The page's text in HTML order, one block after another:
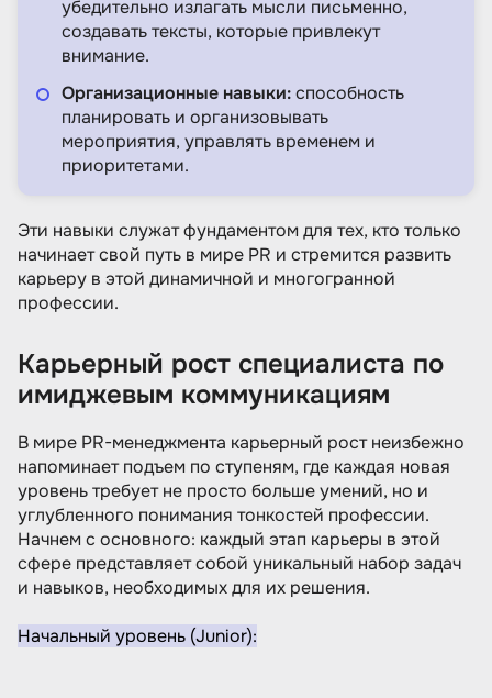
убедительно излагать мысли письменно,
создавать тексты, которые привлекут
внимание.
Организационные навыки:способность
планировать и организовывать
мероприятия, управлять временем и
приоритетами.
Эти навыки служат фундаментом для тех, кто только
начинает свой путь в мире PR и стремится развить
карьеру в этой динамичной и многогранной
профессии.
Карьерный рост специалиста по
имиджевым коммуникациям
В мире PR-менеджмента карьерный рост неизбежно
напоминает подъем по ступеням, где каждая новая
уровень требует не просто больше умений, но и
углубленного понимания тонкостей профессии.
Начнем с основного: каждый этап карьеры в этой
сфере представляет собой уникальный набор задач
и навыков, необходимых для их решения.
Начальный уровень (Junior):